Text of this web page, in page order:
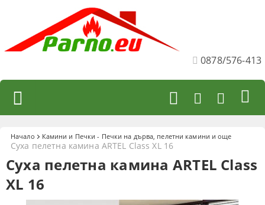
0878/576-413
Начало Камини и Печки - Печки на дърва, пелетни камини и още
Суха пелетна камина ARTEL Class XL 16
Суха пелетна камина ARTEL Class
XL 16